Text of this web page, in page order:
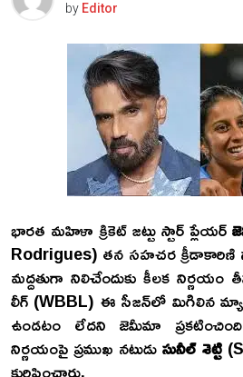
by Editor
భారత మహిళా క్రికెట్ జట్టు స్టార్ ప్లేయర్
Rodrigues) తన సహచర క్రీడాకారిణి
మద్దతుగా నిలిచేందుకు కీలక నిర్ణయం
లీగ్ (WBBL) ఈ సీజన్‌లో మిగిలిన
ఉండటం లేదని జెమీమా
నిర్ణయంపై ప్రముఖ నటుడుసునీల్ శెట్టి